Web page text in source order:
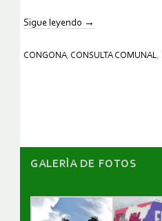
Sigue leyendo →
CONGONA, CONSULTA COMUNAL,
GALERÌA DE FOTOS